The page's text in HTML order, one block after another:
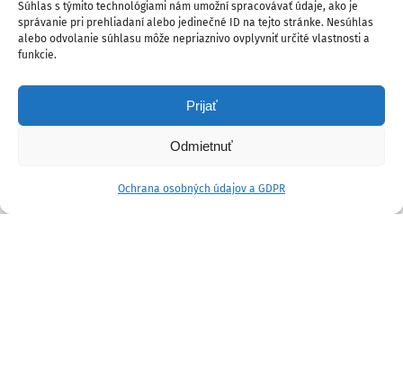
Súhlas s týmito technológiami nám umožní spracovávať údaje, ako je
správanie pri prehliadaní alebo jedinečné ID na tejto stránke. Nesúhlas
alebo odvolanie súhlasu môže nepriaznivo ovplyvniť určité vlastnosti a
funkcie.
Prijať
Odmietnuť
Ochrana osobných údajov a GDPR